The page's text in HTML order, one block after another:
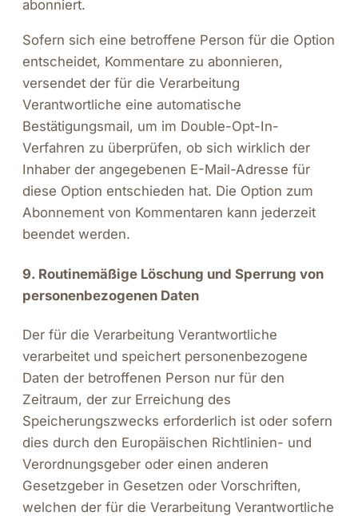
abonniert.
Sofern sich eine betroffene Person für die Option
entscheidet, Kommentare zu abonnieren,
versendet der für die Verarbeitung
Verantwortliche eine automatische
Bestätigungsmail, um im Double-Opt-In-
Verfahren zu überprüfen, ob sich wirklich der
Inhaber der angegebenen E-Mail-Adresse für
diese Option entschieden hat. Die Option zum
Abonnement von Kommentaren kann jederzeit
beendet werden.
9. Routinemäßige Löschung und Sperrung von
personenbezogenen Daten
Der für die Verarbeitung Verantwortliche
verarbeitet und speichert personenbezogene
Daten der betroffenen Person nur für den
Zeitraum, der zur Erreichung des
Speicherungszwecks erforderlich ist oder sofern
dies durch den Europäischen Richtlinien- und
Verordnungsgeber oder einen anderen
Gesetzgeber in Gesetzen oder Vorschriften,
welchen der für die Verarbeitung Verantwortliche
Anruf
E-Mail
Whatsapp